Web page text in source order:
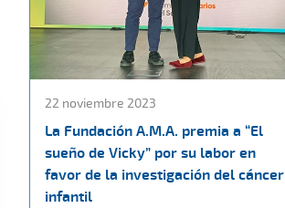
22 noviembre 2023
La Fundación A.M.A. premia a “El
sueño de Vicky” por su labor en
favor de la investigación del cáncer
infantil